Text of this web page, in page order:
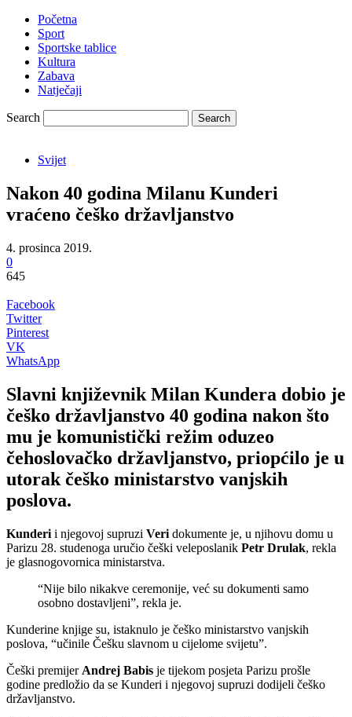
Početna
Sport
Sportske tablice
Kultura
Zabava
Natječaji
Search
Svijet
Nakon 40 godina Milanu Kunderi
vraćeno češko državljanstvo
4. prosinca 2019.
0
645
Facebook
Twitter
Pinterest
VK
WhatsApp
Slavni književnik Milan Kundera dobio je
češko državljanstvo 40 godina nakon što
mu je komunistički režim oduzeo
čehoslovačko državljanstvo, priopćilo je u
utorak češko ministarstvo vanjskih
poslova.
Kunderi i njegovoj supruzi Veri dokumente je, u njihovu domu u
Parizu 28. studenoga uručio češki veleposlanik Petr Drulak, rekla
je glasnogovornica ministarstva.
“Nije bilo nikakve ceremonije, već su dokumenti samo
osobno dostavljeni”, rekla je.
Kunderine knjige su, istaknulo je češko ministarstvo vanjskih
poslova, “učinile Češku slavnom u cijelome svijetu”.
Češki premijer Andrej Babis je tijekom posjeta Parizu prošle
godine predložio da se Kunderi i njegovoj supruzi dodijeli češko
državljanstvo.